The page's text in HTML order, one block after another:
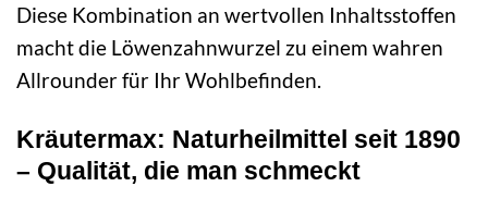
Diese Kombination an wertvollen Inhaltsstoffen
macht die Löwenzahnwurzel zu einem wahren
Allrounder für Ihr Wohlbefinden.
Kräutermax: Naturheilmittel seit 1890
– Qualität, die man schmeckt